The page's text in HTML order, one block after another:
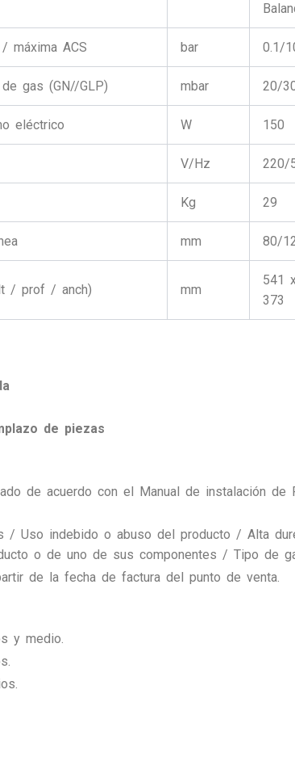
máxima ACS bar 0.1/
gas (GN//GLP) mbar 20/
eléctrico W 150
V/Hz 220/
Kg 29
mm 80/
/ prof / anch) mm
541
373
de piezas
de acuerdo con el Manual de instalación de
/ Uso indebido o abuso del producto / Alta
o de uno de sus componentes / Tipo de
de la fecha de factura del punto de venta.
y medio.